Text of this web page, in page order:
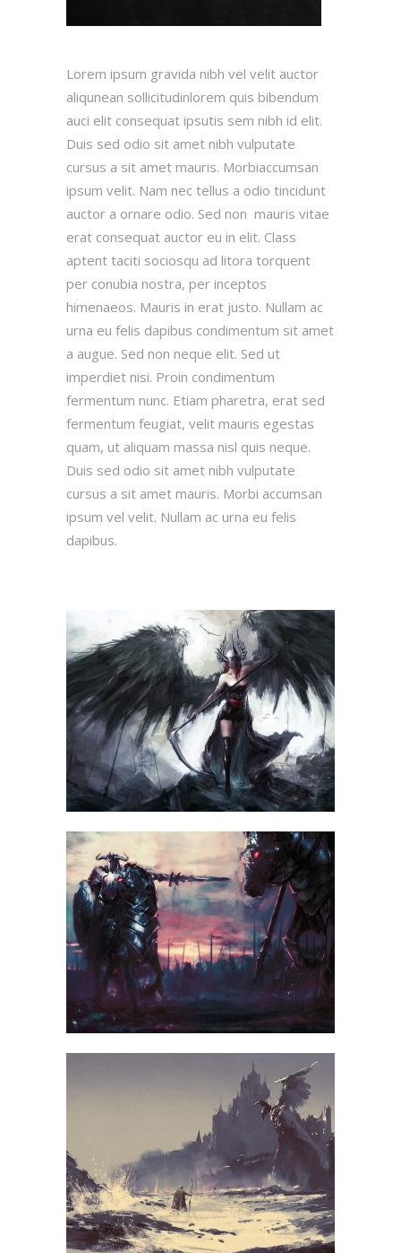
Lorem ipsum gravida nibh vel velit auctor
aliqunean sollicitudinlorem quis bibendum
auci elit consequat ipsutis sem nibh id elit.
Duis sed odio sit amet nibh vulputate
cursus a sit amet mauris. Morbiaccumsan
ipsum velit. Nam nec tellus a odio tincidunt
auctor a ornare odio. Sed non mauris vitae
erat consequat auctor eu in elit. Class
aptent taciti sociosqu ad litora torquent
per conubia nostra, per inceptos
himenaeos. Mauris in erat justo. Nullam ac
urna eu felis dapibus condimentum sit amet
a augue. Sed non neque elit. Sed ut
imperdiet nisi. Proin condimentum
fermentum nunc. Etiam pharetra, erat sed
fermentum feugiat, velit mauris egestas
quam, ut aliquam massa nisl quis neque.
Duis sed odio sit amet nibh vulputate
cursus a sit amet mauris. Morbi accumsan
ipsum vel velit. Nullam ac urna eu felis
dapibus.